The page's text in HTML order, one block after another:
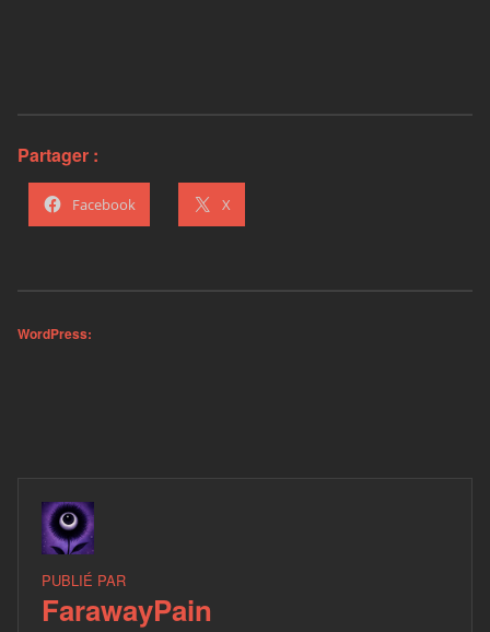
Partager :
Facebook X
WordPress:
PUBLIÉ PAR
FarawayPain